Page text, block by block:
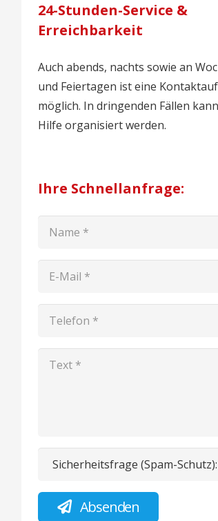
24-Stunden-Service &
Erreichbarkeit
Auch abends, nachts sowie an
und Feiertagen ist eine
möglich. In dringenden Fällen
Hilfe organisiert werden.
Ihre Schnellanfrage:
Sicherheitsfrage (Spam-Schutz):
Absenden